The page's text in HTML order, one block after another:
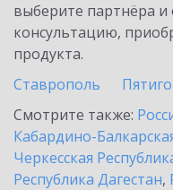
выберите партнёра и
консультацию,
продукта.
Ставрополь
Смотрите также:
Кабардино-
Черкесская
Республика Дагестан,